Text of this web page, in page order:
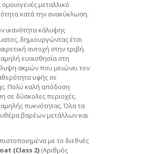
μεταλλικό
κατά την ανακύκλωση.
ικανότητα κάλυψης
δημιουργώντας έτσι
αντοχή στην τριβή.
ευαισθησία στη
ακμών που μειώνει τον
υφής σε
Πολύ καλή απόδοση
σε δύσκολες περιοχές.
πυκνότητας. Όλα τα
βαρέων μετάλλων και
πιστοποιημένα µε το διεθνές
(Class 2) (Αριθμός